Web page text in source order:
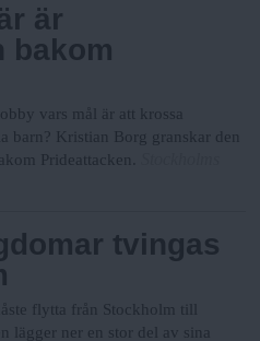
är
bakom
vars mål är att krossa
barn? Kristian Borg granskar den
Prideattacken.
tvingas
flytta från Stockholm till
lägger ner en stor del av sina